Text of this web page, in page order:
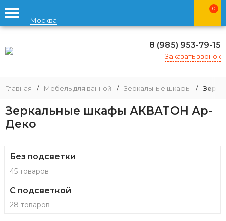
Москва
0
8 (985) 953-79-15
Заказать звонок
Главная / Мебель для ванной / Зеркальные шкафы /
Зеркальные шкафы АКВАТОН Ар-
Деко
Без подсветки
45 товаров
С подсветкой
28 товаров